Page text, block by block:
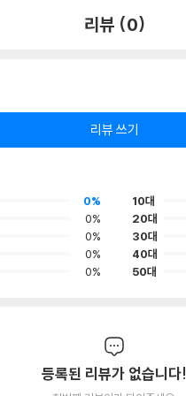
리뷰 (0)
리뷰 쓰기
0%
0%
0%
0%
0%
10대
20대
30대
40대
50대
등록된 리뷰가 없습니다!